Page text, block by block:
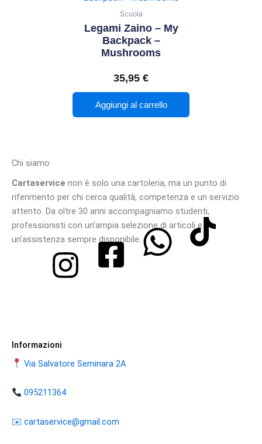
Scuola
Legami Zaino – My
Backpack –
Mushrooms
35,95 €
Aggiungi al carrello
Chi siamo
Cartaservice non è solo una cartoleria, ma un punto di
riferimento per chi cerca qualità, competenza e un servizio
attento. Da oltre 30 anni accompagniamo studenti,
professionisti con un’ampia selezione di articoli e
un’assistenza sempre disponibile.
Informazioni
Via Salvatore Seminara 2A
095211364
​​✉️ ​cartaservice@gmail.com